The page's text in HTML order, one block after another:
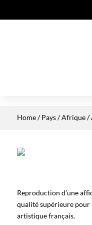
Home/Pays/Afrique/
Reproduction d’une
qualité supérieure
artistique français.